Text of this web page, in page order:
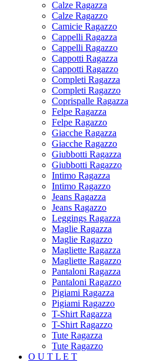
Calze Ragazza
Calze Ragazzo
Camicie Ragazzo
Cappelli Ragazza
Cappelli Ragazzo
Cappotti Ragazza
Cappotti Ragazzo
Completi Ragazza
Completi Ragazzo
Coprispalle Ragazza
Felpe Ragazza
Felpe Ragazzo
Giacche Ragazza
Giacche Ragazzo
Giubbotti Ragazza
Giubbotti Ragazzo
Intimo Ragazza
Intimo Ragazzo
Jeans Ragazza
Jeans Ragazzo
Leggings Ragazza
Maglie Ragazza
Maglie Ragazzo
Magliette Ragazza
Magliette Ragazzo
Pantaloni Ragazza
Pantaloni Ragazzo
Pigiami Ragazza
Pigiami Ragazzo
T-Shirt Ragazza
T-Shirt Ragazzo
Tute Ragazza
Tute Ragazzo
O U T L E T